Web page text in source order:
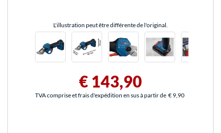
L'illustration peut être différente de l'original.
€ 143,90
TVA comprise et frais d'expédition en sus à partir de € 9,90